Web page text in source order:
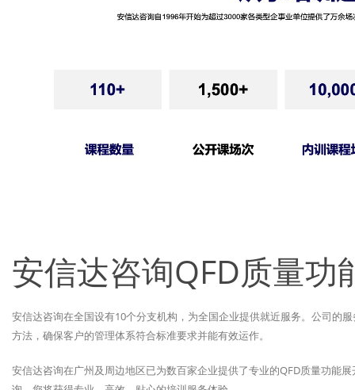
安信达咨询QFD质量功
安信达咨询在全国设有10个分支机构，为全国企业提供就近服务。公司的
方法，确保客户的管理体系符合标准要求并能有效运作。
安信达咨询在广州及周边地区已为数百家企业提供了专业的QFD质量功能